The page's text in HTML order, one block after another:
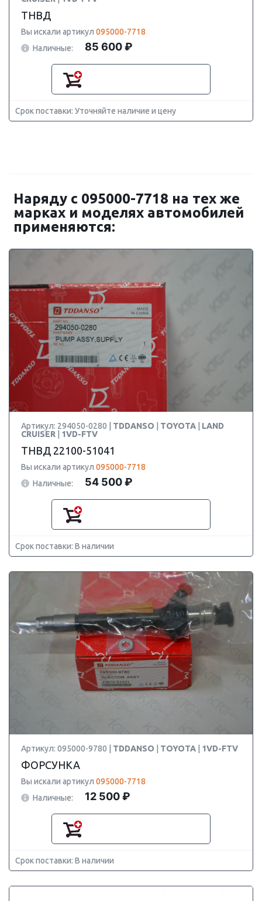
ТНВД
Вы искали артикул 095000-7718
Наличные:
85 600 ₽
Срок поставки: Уточняйте наличие и цену
Наряду с 095000-7718 на тех же
марках и моделях автомобилей
применяются:
Артикул: 294050-0280 | TDDANSO TOYOTA
LAND
CRUISER
1VD-FTV
ТНВД 22100-51041
Вы искали артикул 095000-7718
Наличные:
54 500 ₽
Срок поставки: В наличии
Артикул: 095000-9780 | TDDANSO TOYOTA 1VD-FTV
ФОРСУНКА
Вы искали артикул 095000-7718
Наличные:
12 500 ₽
Срок поставки: В наличии